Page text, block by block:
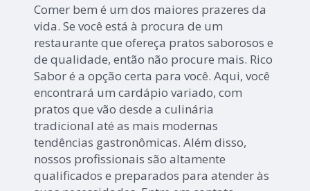
Comer bem é um dos maiores prazeres da
vida. Se você está à procura de um
restaurante que ofereça pratos saborosos e
de qualidade, então não procure mais. Rico
Sabor é a opção certa para você. Aqui, você
encontrará um cardápio variado, com
pratos que vão desde a culinária
tradicional até as mais modernas
tendências gastronômicas. Além disso,
nossos profissionais são altamente
qualificados e preparados para atender às